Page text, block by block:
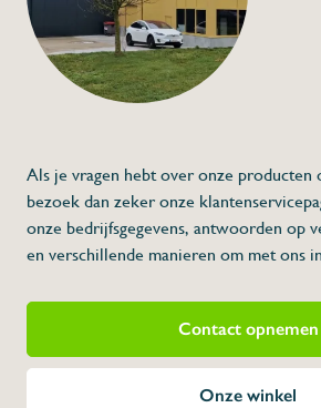
Als je vragen hebt over onze producten
bezoek dan zeker onze
onze bedrijfsgegevens, antwoorden op
en verschillende manieren om met ons
Contact opnemen
Onze winkel